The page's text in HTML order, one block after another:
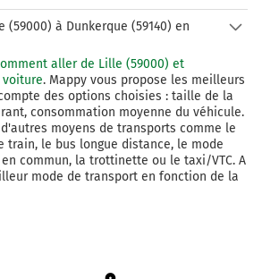
à Dunkerque (59140) en
aller de Lille (59000) et
voiture. Mappy vous propose les meilleurs
des options choisies : taille de la
consommation moyenne du véhicule.
moyens de transports comme le
train, le bus longue distance, le mode
commun, la trottinette ou le taxi/VTC. A
mode de transport en fonction de la